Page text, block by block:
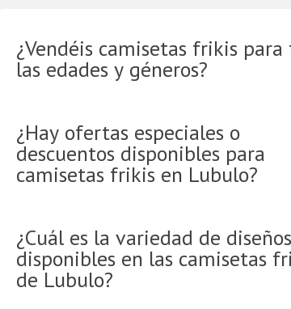
¿Vendéis camisetas frikis para
las edades y géneros?
¿Hay ofertas especiales o
descuentos disponibles para
camisetas frikis en Lubulo?
¿Cuál es la variedad de diseños
disponibles en las camisetas
de Lubulo?